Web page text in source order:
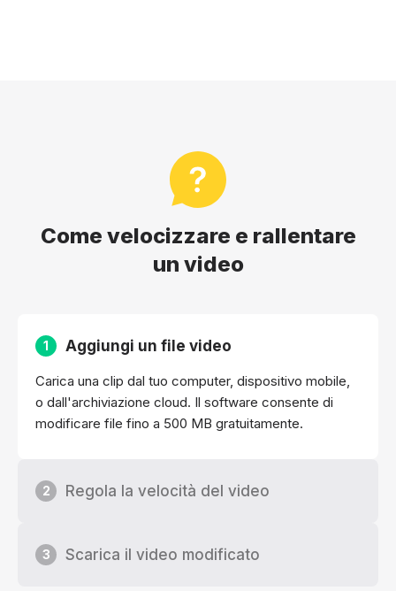
Come velocizzare e rallentare
un video
1 Aggiungi un file video
Carica una clip dal tuo computer, dispositivo mobile,
o dall'archiviazione cloud. Il software consente di
modificare file fino a 500 MB gratuitamente.
2 Regola la velocità del video
3 Scarica il video modificato